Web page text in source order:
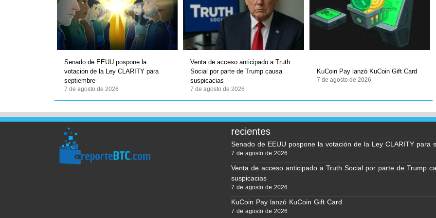
Senado de EEUU pospone la
votación de la Ley CLARITY para
septiembre
7 de agosto de 2026
Venta de acceso anticipado a Truth
Social por parte de Trump causa
suspicacias
7 de agosto de 2026
KuCoin Pay lanzó KuCoin Gift Card
7 de agosto de 2026
recientes
Senado de EEUU pospone la votación de la Ley CLARITY para
7 de agosto de 2026
Venta de acceso anticipado a Truth Social por parte de Trump
suspicacias
7 de agosto de 2026
KuCoin Pay lanzó KuCoin Gift Card
7 de agosto de 2026